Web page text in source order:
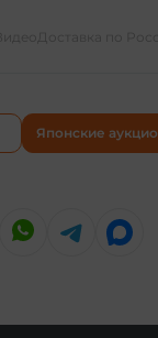
Японские